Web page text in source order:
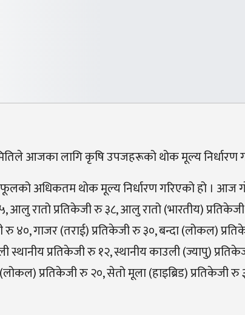
आजका लागि कृषि उपजहरूको थोक मूल्य निर्धारण
अधिकतम थोक मूल्य निर्धारण गरिएको हो । आज
आलु रातो प्रतिकेजी रु ३८, आलु रातो (भारतीय)
४०, गाजर (तराई) प्रतिकेजी रु ३०, बन्दा (लोकल)
स्थानीय प्रतिकेजी रु १२, स्थानीय काउली (ज्यापु)
प्रतिकेजी रु २०, सेतो मूला (हाइब्रिड) प्रतिकेजी रु